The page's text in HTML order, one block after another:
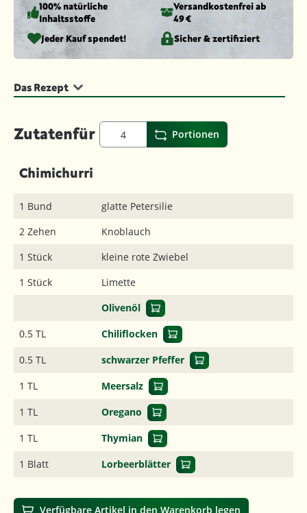
100% natürliche
Inhaltsstoffe
Versandkosten­frei ab
49 €
Jeder Kauf spendet!
Sicher & zertifiziert
Das Rezept
Zutatenfür Portionen
Chimichurri
1 Bund
glatte Petersilie
2 Zehen
Knoblauch
1 Stück
kleine rote Zwiebel
1 Stück
Limette
Olivenöl
0.5 TL
Chiliflocken
0.5 TL
schwarzer Pfeffer
1 TL
Meersalz
1 TL
Oregano
1 TL
Thymian
1 Blatt
Lorbeerblätter
Verfügbare Artikel in den Warenkorb legen